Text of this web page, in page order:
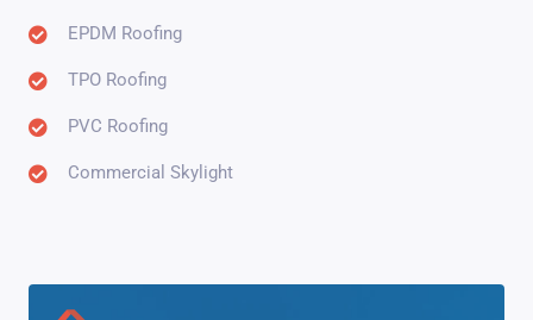
EPDM Roofing
TPO Roofing
PVC Roofing
Commercial Skylight